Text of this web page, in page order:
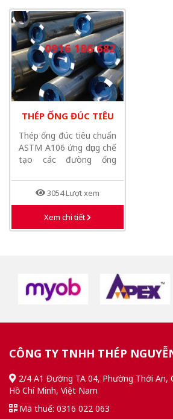
THÉP ỐNG ĐÚC TIÊU
CHUẨN ASTM A106
Thép ống đúc tiêu chuẩn
ASTM A106 ứng dụng chế
tạo các đưòng ống
3054 Lượt xem
Xem chi tiết
CÔNG TY TNHH THÉP
2/4 A1 Đường TA 04, Phường Thới An,
Hồ Chí Minh, Việt Nam
Mã thuế: 0316 022 063